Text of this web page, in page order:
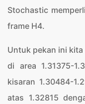
Stochastic
frame H4.
Untuk pekan ini
di area 1.31375-
kisaran 1.30484-
atas 1.32815